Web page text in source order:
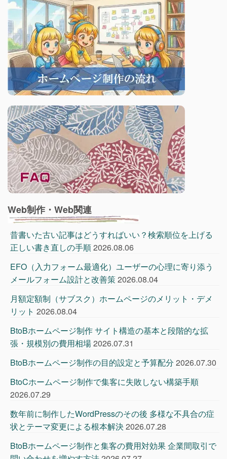
Web制作・Web関連
昔書いた古い記事はどうすればいい？検索順位を上げる
正しい書き直しの手順2026.08.06
EFO（入力フォーム最適化）ユーザーの心理に寄り添う
メールフォーム設計と改善策2026.08.04
月額定額制（サブスク）ホームページのメリット・デメ
リット 2026.08.04
BtoBホームページ制作 サイト構造の基本と段階的な拡
張・規模別の費用相場2026.07.31
BtoBホームページ制作の目的設定と予算配分 2026.07.30
BtoCホームページ制作で集客に失敗しない構築手順
2026.07.29
数年前に制作したWordPressのその後 多様な不具合の症
状とテーマ変更による根本解決2026.07.28
BtoBホームページ制作と集客の費用対効果 企業間取引で